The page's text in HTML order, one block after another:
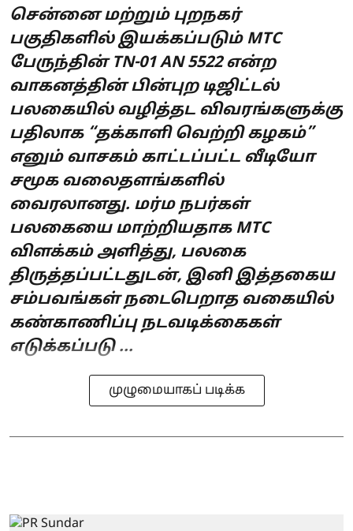
சென்னை மற்றும் புறநகர்
பகுதிகளில் இயக்கப்படும் MTC
பேருந்தின் TN-01 AN 5522 என்ற
வாகனத்தின் பின்புற டிஜிட்டல்
பலகையில் வழித்தட விவரங்களுக்கு
பதிலாக “தக்காளி வெற்றி கழகம்”
எனும் வாசகம் காட்டப்பட்ட வீடியோ
சமூக வலைதளங்களில்
வைரலானது. மர்ம நபர்கள்
பலகையை மாற்றியதாக MTC
விளக்கம் அளித்து, பலகை
திருத்தப்பட்டதுடன், இனி இத்தகைய
சம்பவங்கள் நடைபெறாத வகையில்
கண்காணிப்பு நடவடிக்கைகள்
எடுக்கப்படு ...
முழுமையாகப் படிக்க